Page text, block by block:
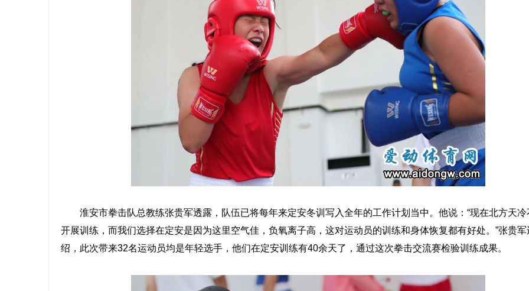
淮安市拳击队总教练张贵军透露，队伍已将每年来定安冬训写入全年的工作计划当中。他说：“现在北方天冷
开展训练，而我们选择在定安是因为这里空气佳，负氧离子高，这对运动员的训练和身体恢复都有好处。”张贵军
绍，此次带来32名运动员均是年轻选手，他们在定安训练有40余天了，通过这次拳击交流赛检验训练成果。